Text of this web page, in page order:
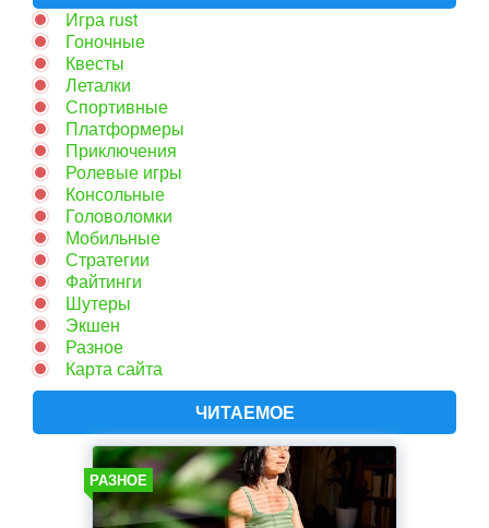
Игра rust
Гоночные
Квесты
Леталки
Спортивные
Платформеры
Приключения
Ролевые игры
Консольные
Головоломки
Мобильные
Стратегии
Файтинги
Шутеры
Экшен
Разное
Карта сайта
ЧИТАЕМОЕ
РАЗНОЕ